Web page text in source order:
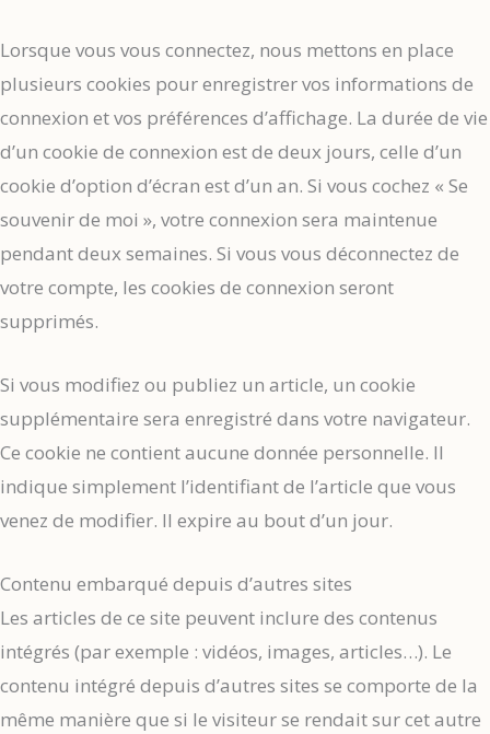
Lorsque vous vous connectez, nous mettons en place
plusieurs cookies pour enregistrer vos informations de
connexion et vos préférences d’affichage. La durée de vie
d’un cookie de connexion est de deux jours, celle d’un
cookie d’option d’écran est d’un an. Si vous cochez « Se
souvenir de moi », votre connexion sera maintenue
pendant deux semaines. Si vous vous déconnectez de
votre compte, les cookies de connexion seront
supprimés.
Si vous modifiez ou publiez un article, un cookie
supplémentaire sera enregistré dans votre navigateur.
Ce cookie ne contient aucune donnée personnelle. Il
indique simplement l’identifiant de l’article que vous
venez de modifier. Il expire au bout d’un jour.
Contenu embarqué depuis d’autres sites
Les articles de ce site peuvent inclure des contenus
intégrés (par exemple : vidéos, images, articles…). Le
contenu intégré depuis d’autres sites se comporte de la
même manière que si le visiteur se rendait sur cet autre